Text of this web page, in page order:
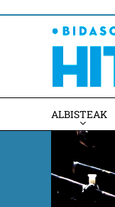
ALBISTEAK